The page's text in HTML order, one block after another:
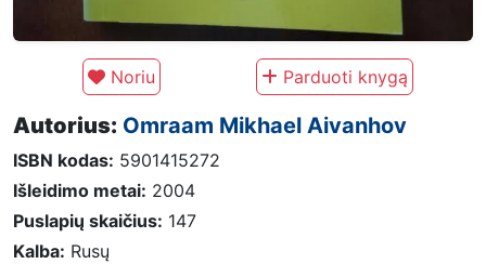
Noriu Parduoti knygą
Autorius: Omraam Mikhael Aivanhov
ISBN kodas: 5901415272
Išleidimo metai: 2004
Puslapių skaičius: 147
Kalba: Rusų